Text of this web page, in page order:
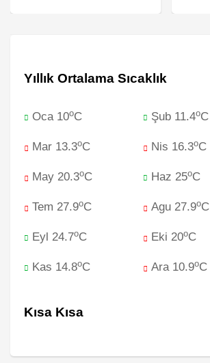
Yıllık Ortalama Sıcaklık
Oca 10oC Şub 11.4oC
Mar 13.3oC Nis 16.3oC
May 20.3oC Haz 25oC
Tem 27.9oC Agu 27.9oC
Eyl 24.7oC Eki 20oC
Kas 14.8oC Ara 10.9oC
Kısa Kısa